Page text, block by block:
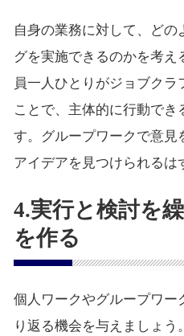
自身の業務に対して、ど
グを実施できるのかを考
員一人ひとりがジョブク
ことで、主体的に行動でき
す。グループワークで意見
アイデアを見つけられるは
4.実行と検討を
を作る
個人ワークやグループワー
り返る機会を与えましょ